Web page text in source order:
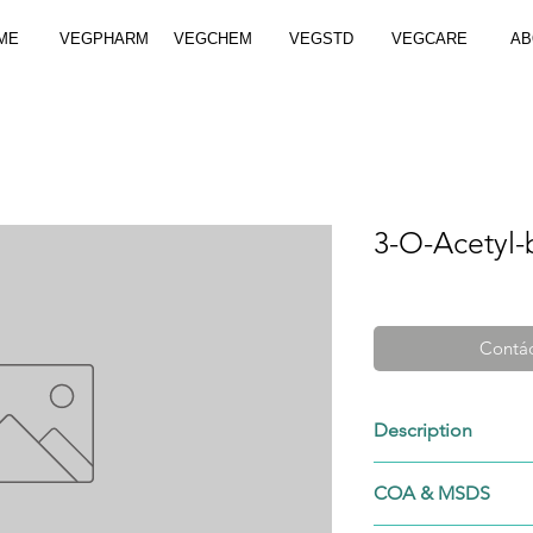
VEGPHARM VEGCHEM VEGSTD VEGCARE
3-O-
Description
COA & MSDS